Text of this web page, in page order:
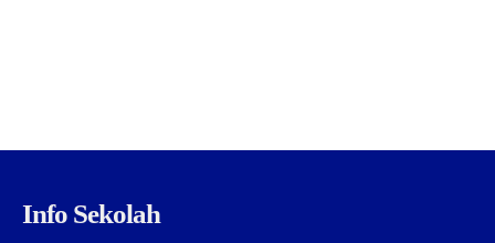
Info Sekolah